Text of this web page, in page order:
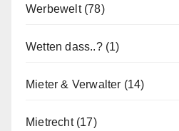
Werbewelt(78)
Wetten dass..?(1)
Mieter & Verwalter (14)
Mietrecht(17)